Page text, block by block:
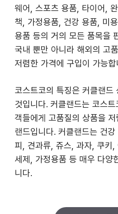
웨어, 스포츠 용품, 타이어,
책, 가정용품, 건강 용품, 미
용품 등의 거의 모든 품목을
국내 뿐만 아니라 해외의 고
저렴한 가격에 구입이 가능합
코스트코의 특징은 커클랜드
것입니다. 커클랜드는 코스
객들에게 고품질의 상품을
랜드입니다. 커클랜드는 건
피, 견과류, 쥬스, 과자, 쿠키,
세제, 가정용품 등 매우 다양
니다.